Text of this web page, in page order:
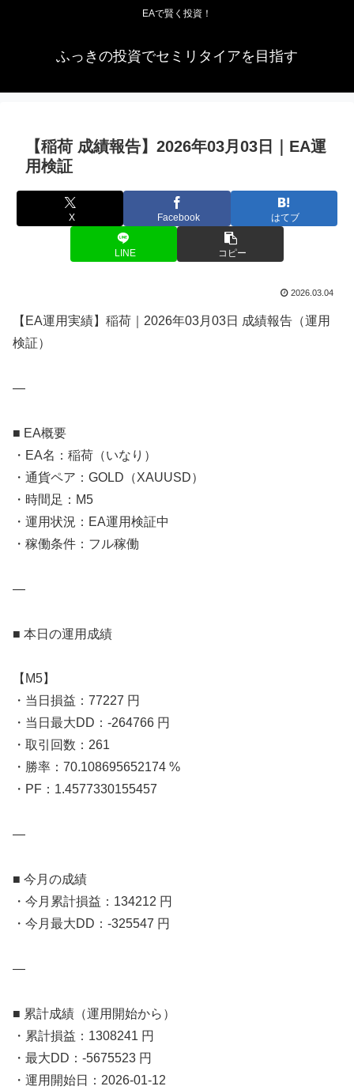
EAで賢く投資！
ふっきの投資でセミリタイアを目指す
【稲荷 成績報告】2026年03月03日｜EA運
用検証
X Facebook はてブ
LINE コピー
2026.03.04
【EA運用実績】稲荷｜2026年03月03日 成績報告（運用
検証）
—
■ EA概要
・EA名：稲荷（いなり）
・通貨ペア：GOLD（XAUUSD）
・時間足：M5
・運用状況：EA運用検証中
・稼働条件：フル稼働
—
■ 本日の運用成績
【M5】
・当日損益：77227 円
・当日最大DD：-264766 円
・取引回数：261
・勝率：70.108695652174 %
・PF：1.4577330155457
—
■ 今月の成績
・今月累計損益：134212 円
・今月最大DD：-325547 円
—
■ 累計成績（運用開始から）
・累計損益：1308241 円
・最大DD：-5675523 円
・運用開始日：2026-01-12